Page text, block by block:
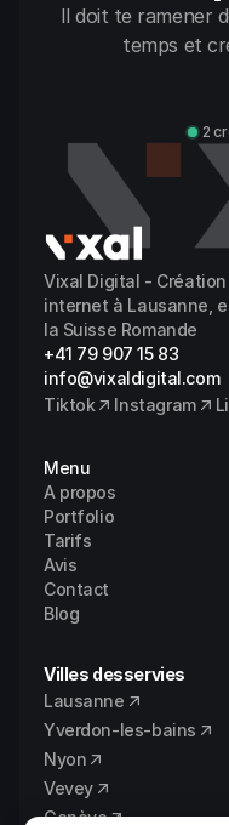
Il doit te ramener
temps et
2
Vixal Digital -
internet à Lausanne,
la Suisse Romande
+41 79 907 15 83
info@vixaldigital.com
Tiktok
Instagram
Menu
A propos
Portfolio
Tarifs
Avis
Contact
Blog
Villes desservies
Yverdon-les-bains
Nyon
Vevey
Lausanne
Genève